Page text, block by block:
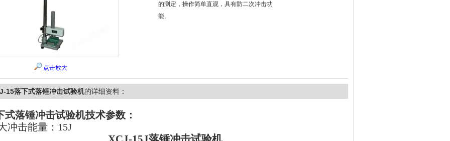
点击放大
的测定，操作简单直观，具有防二次冲击功
能。
15落下式落锤冲击试验机的详细资料：
式落锤冲击试验机技术参数：
冲击能量：15J